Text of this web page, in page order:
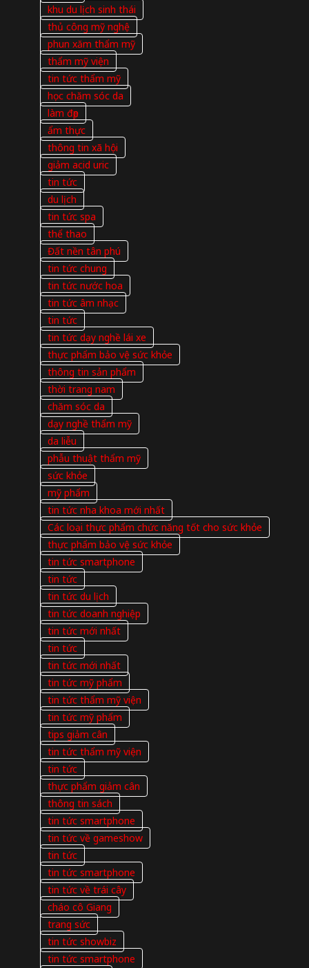
khu du lịch sinh thái
thủ công mỹ nghệ
phun xăm thẩm mỹ
thẩm mỹ viện
tin tức thẩm mỹ
học chăm sóc da
làm đẹp
ẩm thực
thông tin xã hội
giảm acid uric
tin tức
du lịch
tin tức spa
thể thao
Đất nền tân phú
tin tức chung
tin tức nước hoa
tin tức âm nhạc
tin tức
tin tức dạy nghề lái xe
thực phẩm bảo vệ sức khỏe
thông tin sản phẩm
thời trang nam
chăm sóc da
dạy nghề thẩm mỹ
da liễu
phẫu thuật thẩm mỹ
sức khỏe
mỹ phẩm
tin tức nha khoa mới nhất
Các loại thực phẩm chức năng tốt cho sức khỏe
thực phẩm bảo vệ sức khỏe
tin tức smartphone
tin tức
tin tức du lịch
tin tức doanh nghiệp
tin tức mới nhất
tin tức
tin tức mới nhất
tin tức mỹ phẩm
tin tức thẩm mỹ viện
tin tức mỹ phẩm
tips giảm cân
tin tức thẩm mỹ viện
tin tức
thực phẩm giảm cân
thông tin sách
tin tức smartphone
tin tức về gameshow
tin tức
tin tức smartphone
tin tức về trái cây
cháo cô Giang
trang sức
tin tức showbiz
tin tức smartphone